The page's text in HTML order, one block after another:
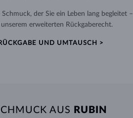
Schmuck, der Sie ein Leben lang begleitet –
erweiterten Rückgaberecht.
RÜCKGABE UND UMTAUSCH >
AUS RUBIN